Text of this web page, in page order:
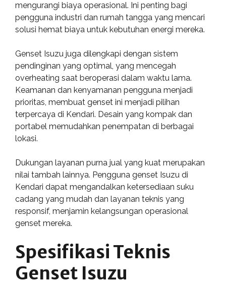
mengurangi biaya operasional. Ini penting bagi
pengguna industri dan rumah tangga yang mencari
solusi hemat biaya untuk kebutuhan energi mereka.
Genset Isuzu juga dilengkapi dengan sistem
pendinginan yang optimal, yang mencegah
overheating saat beroperasi dalam waktu lama.
Keamanan dan kenyamanan pengguna menjadi
prioritas, membuat genset ini menjadi pilihan
terpercaya di Kendari. Desain yang kompak dan
portabel memudahkan penempatan di berbagai
lokasi.
Dukungan layanan purna jual yang kuat merupakan
nilai tambah lainnya. Pengguna genset Isuzu di
Kendari dapat mengandalkan ketersediaan suku
cadang yang mudah dan layanan teknis yang
responsif, menjamin kelangsungan operasional
genset mereka.
Spesifikasi Teknis
Genset Isuzu